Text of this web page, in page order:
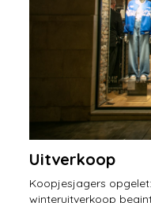
Uitverkoop
Koopjesjagers
winteruitverkoop